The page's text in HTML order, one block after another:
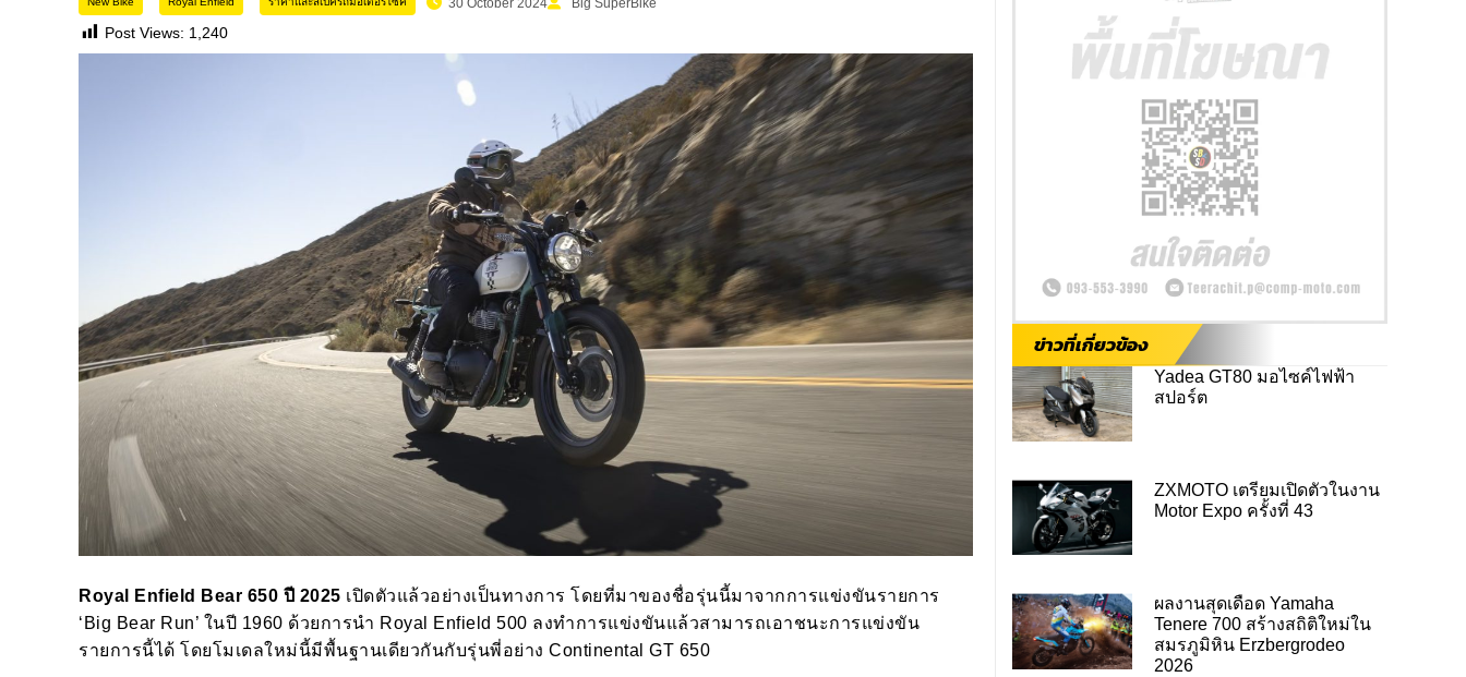
Post Views: 1,240
Royal Enfield Bear 650 ปี 2025 เปิดตัวแล้วอย่างเป็นทางการ โดยที่มาของชื่อรุ่นนี้มาจากการแข่งขันรายการ
‘Big Bear Run’ ในปี 1960 ด้วยการนำ Royal Enfield 500 ลงทำการแข่งขันแล้วสามารถเอาชนะการแข่งขัน
รายการนี้ได้ โดยโมเดลใหม่นี้มีพื้นฐานเดียวกันกับรุ่นพี่อย่าง Continental GT 650
ข่าวที่เกี่ยวข้อง
Yadea GT80 มอไซค์ไฟฟ้า
สปอร์ต
ZXMOTO เตรียมเปิดตัวในงาน
Motor Expo ครั้งที่ 43
ผลงานสุดเดือด Yamaha
Tenere 700 สร้างสถิติใหม่ใน
สมรภูมิหิน Erzbergrodeo
2026